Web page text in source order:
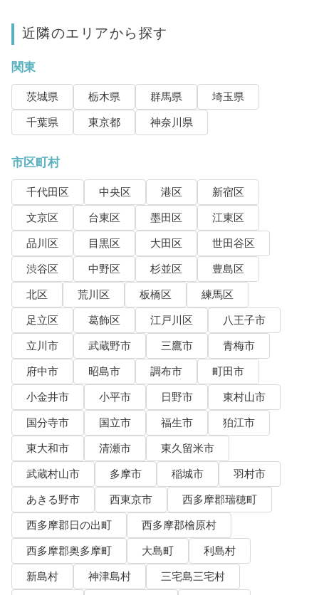
近隣のエリアから探す
関東
茨城県 栃木県 群馬県
埼玉県
千葉県
東京都 神奈川県
市区町村
千代田区 中央区 港区
新宿区
文京区
台東区 墨田区
江東区
品川区
目黒区 大田区
世田谷区
渋谷区
中野区 杉並区
豊島区
北区
荒川区 板橋区
練馬区
足立区
葛飾区 江戸川区
八王子市
立川市
武蔵野市 三鷹市
青梅市
府中市
昭島市 調布市
町田市
小金井市
小平市 日野市
東村山市
国分寺市
国立市 福生市
狛江市
東大和市
清瀬市
東久留米市
武蔵村山市
多摩市 稲城市
羽村市
あきる野市
西東京市
西多摩郡瑞穂町
西多摩郡日の出町
西多摩郡檜原村
西多摩郡奥多摩町
大島町
利島村
新島村
神津島村
三宅島三宅村